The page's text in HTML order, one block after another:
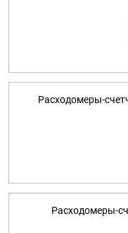
Расходомеры-
Расходомеры-